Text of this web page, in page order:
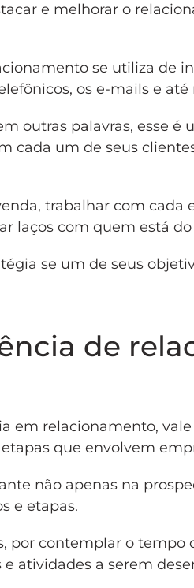
e melhorar o
se utiliza de
os e-mails e até
outras palavras, esse é
cada um de seus
trabalhar com cada
laços com quem está
se um de seus
de
em relacionamento,
que envolvem
não apenas na
e etapas.
por contemplar o tempo
atividades a serem